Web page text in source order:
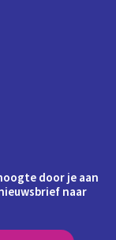
door je aan
naar